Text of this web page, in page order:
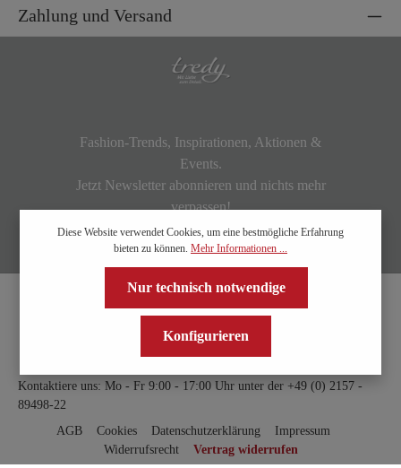
Zahlung und Versand
Fashion-Trends, Inspirationen, Aktionen &
Events.
Jetzt Newsletter abonnieren und nichts mehr
verpassen!
Kontaktiere uns: Mo - Fr 9:00 - 17:00 Uhr unter der +49 (0) 2157 -
89498-22
AGB
Cookies Datenschutzerklärung
Impressum
Widerrufsrecht
Vertrag widerrufen
Diese Website verwendet Cookies, um eine bestmögliche Erfahrung
bieten zu können. Mehr Informationen ...
Nur technisch notwendige
Konfigurieren